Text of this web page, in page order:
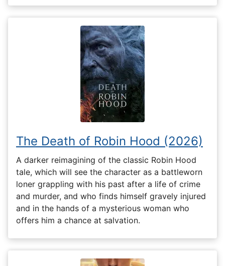
The Death of Robin Hood (2026)
A darker reimagining of the classic Robin Hood
tale, which will see the character as a battleworn
loner grappling with his past after a life of crime
and murder, and who finds himself gravely injured
and in the hands of a mysterious woman who
offers him a chance at salvation.